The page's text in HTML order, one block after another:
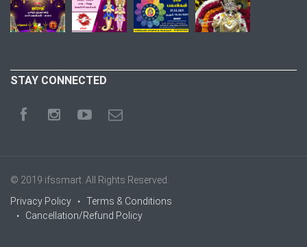
STAY CONNECTED
© 2019 ifssmart . All Rights Reserved.
Privacy Policy
Terms & Conditions
Cancellation/Refund Policy